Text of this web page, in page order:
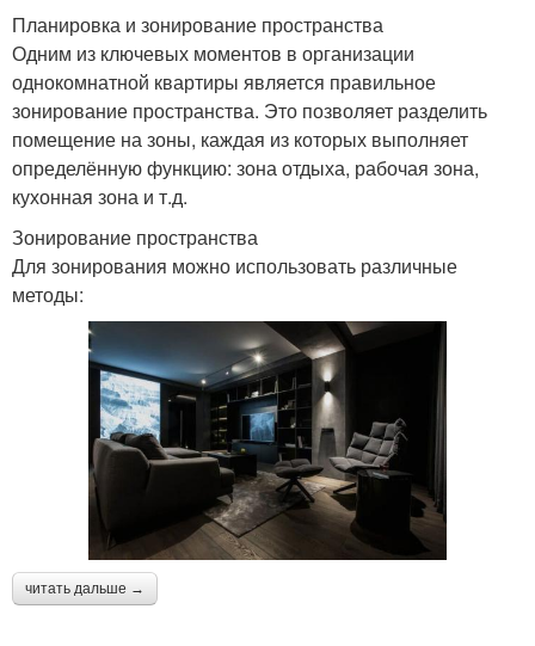
Планировка и зонирование пространства
Одним из ключевых моментов в организации
однокомнатной квартиры является правильное
зонирование пространства. Это позволяет разделить
помещение на зоны, каждая из которых выполняет
определённую функцию: зона отдыха, рабочая зона,
кухонная зона и т.д.
Зонирование пространства
Для зонирования можно использовать различные
методы:
читать дальше →